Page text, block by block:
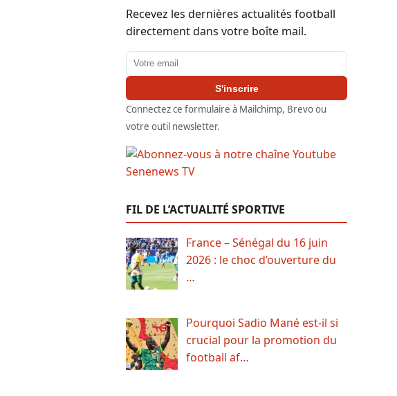
Recevez les dernières actualités football
directement dans votre boîte mail.
Adresse email
S'inscrire
Connectez ce formulaire à Mailchimp, Brevo ou
votre outil newsletter.
FIL DE L’ACTUALITÉ SPORTIVE
France – Sénégal du 16 juin
2026 : le choc d’ouverture du
…
Pourquoi Sadio Mané est-il si
crucial pour la promotion du
football af…